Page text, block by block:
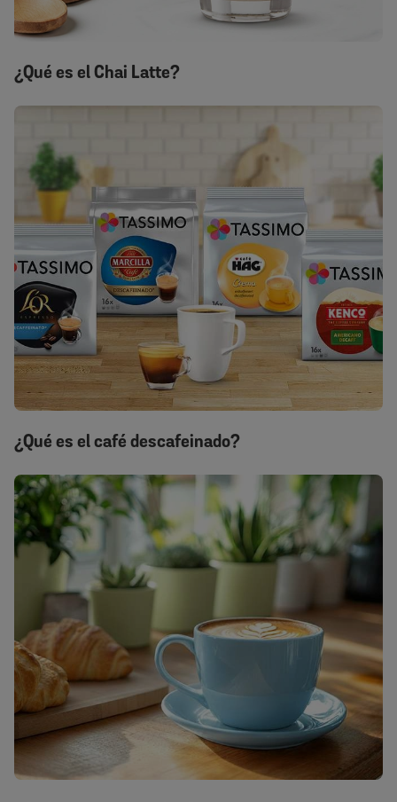
¿Qué es el Chai Latte?
¿Qué es el café descafeinado?